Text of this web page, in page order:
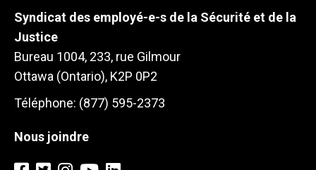
Syndicat des employé-e-s de la Sécurité et de la
Justice
Bureau 1004, 233, rue Gilmour
Ottawa (Ontario), K2P 0P2
Téléphone: (877) 595-2373
Nous joindre